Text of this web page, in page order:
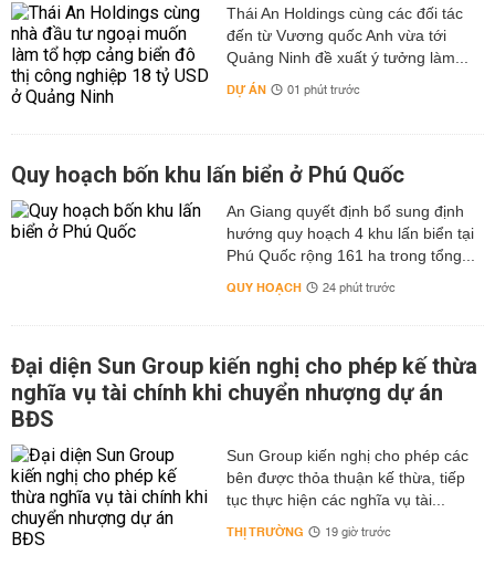
Thái An Holdings cùng các đối tác
đến từ Vương quốc Anh vừa tới
Quảng Ninh đề xuất ý tưởng làm...
DỰ ÁN 01 phút trước
Quy hoạch bốn khu lấn biển ở Phú Quốc
An Giang quyết định bổ sung định
hướng quy hoạch 4 khu lấn biển tại
Phú Quốc rộng 161 ha trong tổng...
QUY HOẠCH 24 phút trước
Đại diện Sun Group kiến nghị cho phép kế thừa
nghĩa vụ tài chính khi chuyển nhượng dự án
BĐS
Sun Group kiến nghị cho phép các
bên được thỏa thuận kế thừa, tiếp
tục thực hiện các nghĩa vụ tài...
THỊ TRƯỜNG 19 giờ trước